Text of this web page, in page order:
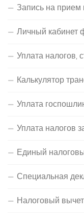
Запись на
Личный кабинет
Уплата налогов,
Калькулятор
Уплата
Уплата налогов
Единый
Специальная
Налоговый